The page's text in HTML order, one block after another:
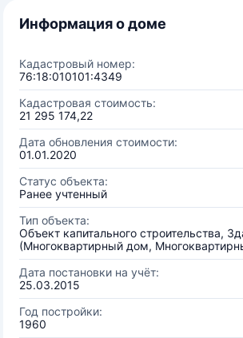
Информация о доме
Кадастровый номер:
76:18:010101:4349
Кадастровая стоимость:
21 295 174,22
Дата обновления стоимости:
01.01.2020
Статус объекта:
Ранее учтенный
Тип объекта:
Объект капитального строительства,
(Многоквартирный дом,
Дата постановки на учёт:
25.03.2015
Год постройки:
1960